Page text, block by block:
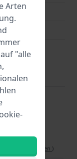
ansehen )
Arten
"alle